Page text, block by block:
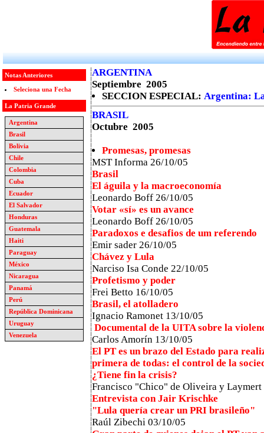
Notas Anteriores
Seleciona una Fecha
La Patria Grande
Argentina
Brasil
Bolivia
Chile
Colombia
Cuba
Ecuador
El Salvador
Honduras
Guatemala
Haiti
Paraguay
México
Nicaragua
Panamá
Perú
República Dominicana
Uruguay
Venezuela
ARGENTINA
Septiembre 2005
SECCION ESPECIAL: Argentina:
BRASIL
Octubre 2005
Promesas, promesas
MST Informa 26/10/05
Brasil
El águila y la macroeconomía
Leonardo Boff 26/10/05
Votar «sí» es un avance
Leonardo Boff 26/10/05
Paradoxos e desafios de um referendo
Emir sader 26/10/05
Chávez y Lula
Narciso Isa Conde 22/10/05
Profetismo y poder
Frei Betto 16/10/05
Brasil, el atolladero
Ignacio Ramonet 13/10/05
Documental de la UITA sobre la
Carlos Amorín 13/10/05
El PT es un brazo del Estado para
primera de todas: el control de la
¿Tiene fin la crisis?
Francisco "Chico" de Oliveira y Laymert
Entrevista con Jair Krischke
"Lula quería crear un PRI brasileño"
Raúl Zibechi 03/10/05